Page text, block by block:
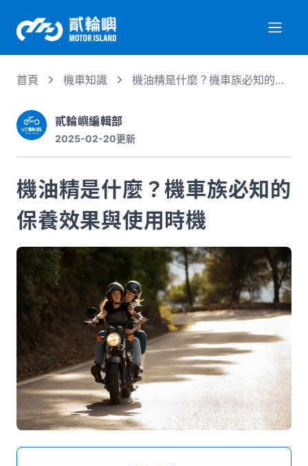
服務項目
機車行情
徵才資訊
媒體推薦
聯絡我們
首頁 機車知識
機油精是什麼？機車族必知的保
貳輪嶼編輯部
2025-02-20更新
機油精是什麼？機車族必知的
保養效果與使用時機